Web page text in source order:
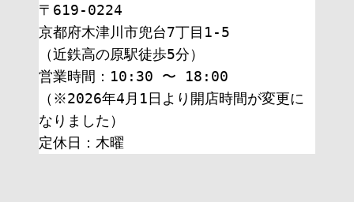
〒619-0224
京都府木津川市兜台7丁目1-5
（近鉄高の原駅徒歩5分）
営業時間：10:30 〜 18:00
（※2026年4月1日より開店時間が変更に
なりました）
定休日：木曜